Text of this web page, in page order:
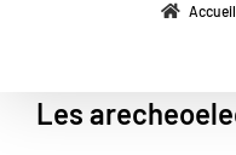
Accueil
Les